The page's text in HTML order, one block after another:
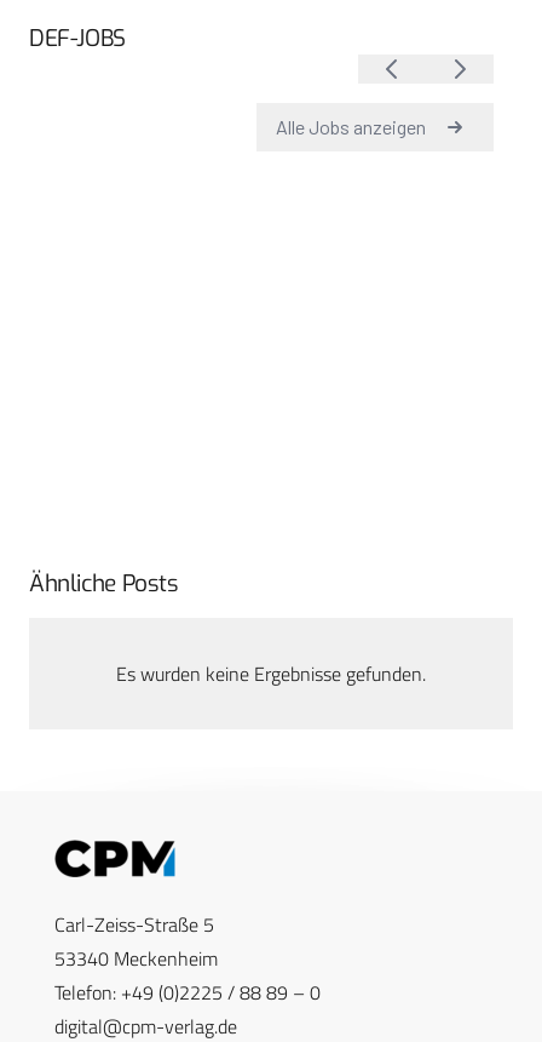
DEF-JOBS
Ähnliche Posts
Es wurden keine Ergebnisse gefunden.
Carl-Zeiss-Straße 5
53340 Meckenheim
Telefon: +49 (0)2225 / 88 89 – 0
digital@cpm-verlag.de